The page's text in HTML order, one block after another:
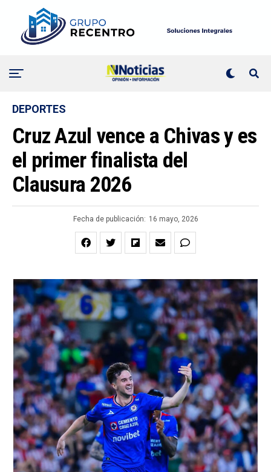
DEPORTES
Cruz Azul vence a Chivas y es
el primer finalista del
Clausura 2026
Fecha de publicación: 16 mayo, 2026